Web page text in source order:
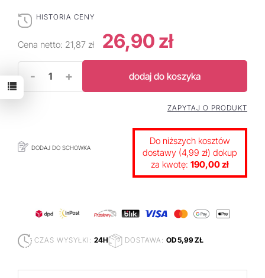
HISTORIA CENY
Cena netto: 21,87 zł 26,90 zł
- + dodaj do koszyka
DODAJ DO SCHOWKA
ZAPYTAJ O PRODUKT
Do niższych kosztów
dostawy (4,99 zł) dokup
za kwotę: 190,00 zł
CZAS WYSYŁKI: 24H DOSTAWA: OD 5,99 ZŁ